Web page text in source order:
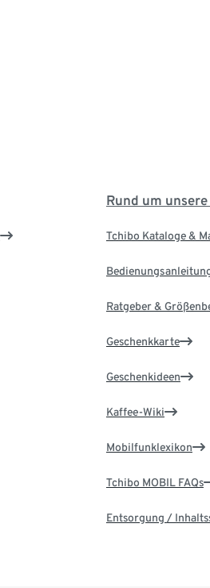
Rund um
Tchibo Kataloge &
Ratgeber &
Geschenkkarte
Geschenkideen
Kaffee-Wiki
Mobilfunklexikon
Tchibo MOBIL FAQs
Entsorgung /